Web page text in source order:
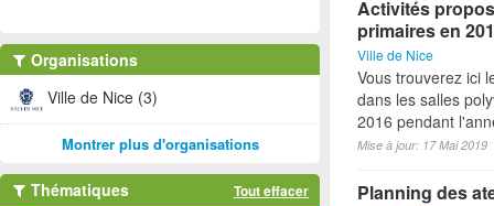
Activités
primaires en
Ville de Nice
Vous trouverez ici
dans les salles
2016 pendant
Mise à jour: 17 Mai 2019
Planning des
Organisations
Ville de Nice (3)
Montrer plus d'organisations
Thématiques Tout effacer